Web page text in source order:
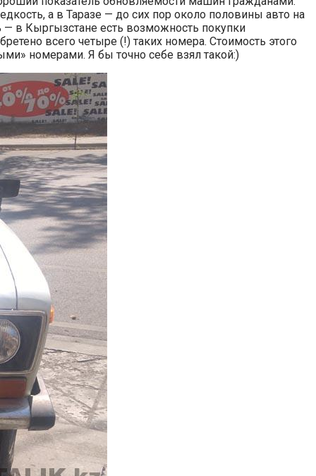
а в Таразе — до сих пор около половины авто на
— в Кыргызстане есть возможность покупки
всего четыре (!) таких номера. Стоимость этого
номерами. Я бы точно себе взял такой:)